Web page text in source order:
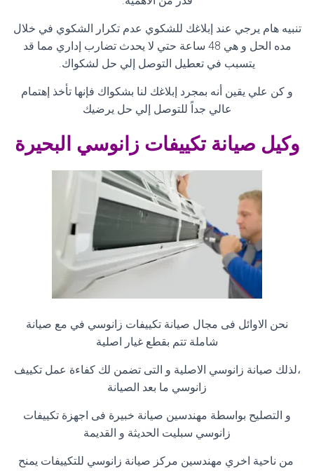
تنبيه هام يرجي عند إبلاغك للشكوي عدم تكرار الشكوي في خلال
مده الحل و هي 48 ساعة حتي لا يحدث تضارب إداري مما قد
يتسبب في تعطيل التوصل إلي حل لشكواك.
و كن علي يقين أنه بمجرد إبلاغك لنا بشكواك فإنها تأخذ إهتمام
عالي جداً للتوصل إلي حل يرضيك
وكيل صيانة تكييفات زانوسي البحيرة
نحن الاوائل فى مجال صيانة تكييفات زانوسي في مع صيانة
شاملة تتم بقطع غيار اصلية
،لذلك صيانة زانوسي الاصلية و التى تضمن لك كفاءة عمل تكييف
زانوسي ما بعد الصيانة
و التصليح بواسطة مهندسين صيانة خبيرة فى اجهزة تكييفات
زانوسي سبليت الحديثة و القديمة
من ناحية اخري مهندسين مركز صيانة زانوسي للتكييفات يمنح